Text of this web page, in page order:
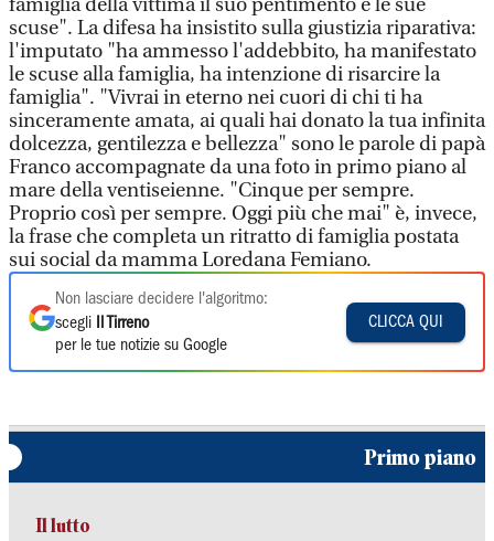
famiglia della vittima il suo pentimento e le sue
scuse". La difesa ha insistito sulla giustizia riparativa:
l'imputato "ha ammesso l'addebbito, ha manifestato
le scuse alla famiglia, ha intenzione di risarcire la
famiglia". "Vivrai in eterno nei cuori di chi ti ha
sinceramente amata, ai quali hai donato la tua infinita
dolcezza, gentilezza e bellezza" sono le parole di papà
Franco accompagnate da una foto in primo piano al
mare della ventiseienne. "Cinque per sempre.
Proprio così per sempre. Oggi più che mai" è, invece,
la frase che completa un ritratto di famiglia postata
sui social da mamma Loredana Femiano.
Non lasciare decidere l'algoritmo:
scegli
Il Tirreno
per le tue notizie su Google
CLICCA QUI
Primo piano
Il lutto